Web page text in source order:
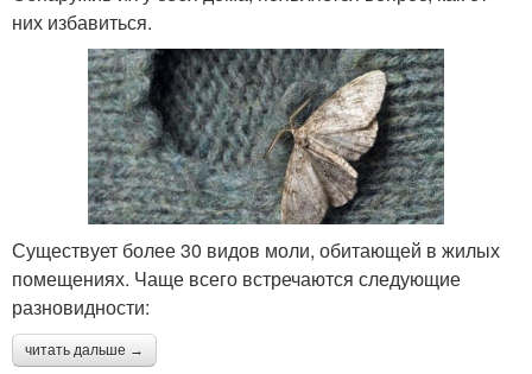
них избавиться.
Существует более 30 видов моли, обитающей в жилых
помещениях. Чаще всего встречаются следующие
разновидности:
читать дальше →